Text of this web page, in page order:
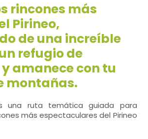
rincones más
Pirineo,
de una increíble
refugio de
amanece con tu
montañas.
una ruta temática guiada para
más espectaculares del Pirineo